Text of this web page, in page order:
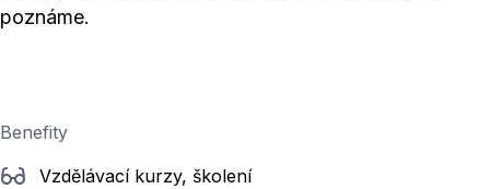
poznáme.
Benefity
Vzdělávací kurzy, školení